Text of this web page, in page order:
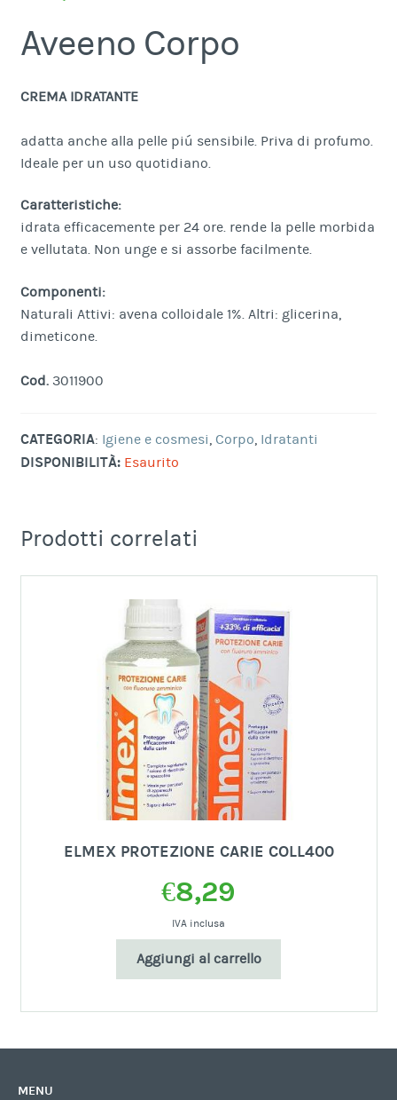
Aveeno Corpo
CREMA IDRATANTE
adatta anche alla pelle piú sensibile. Priva di profumo.
Ideale per un uso quotidiano.
Caratteristiche:
idrata efficacemente per 24 ore. rende la pelle morbida
e vellutata. Non unge e si assorbe facilmente.
Componenti:
Naturali Attivi: avena colloidale 1%. Altri: glicerina,
dimeticone.
Cod.3011900
CATEGORIA: Igiene e cosmesi, Corpo, Idratanti
DISPONIBILITÀ: Esaurito
Prodotti correlati
ELMEX PROTEZIONE CARIE COLL400
€8,29
IVA inclusa
Aggiungi al carrello
MENU